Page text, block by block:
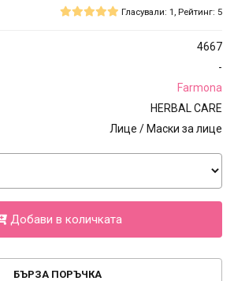
Гласували: 1, Рейтинг: 5
4667
-
Farmona
HERBAL CARE
Лице / Маски за лице
Добави в количката
БЪРЗА ПОРЪЧКА